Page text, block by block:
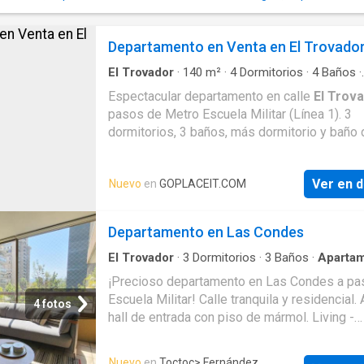
información y agendemos una visita!
Departamento en Venta en El Trovador
El Trovador · 140 m² · 4Dormitorios · 4Baños ·
Espectacular departamento en calle El
pasos de Metro Escuela Militar (Línea 1). 3
dormitorios, 3 baños, más dormitorio y baño
terrazas, totalizando cerca de 160 m².
edificio de solo 14 pisos, con 2
nivel, que ofrece mayor privacidad.Living y
los ambientes. Dormitorio principal en suite
terraza. Dormitorios secundarios de apr
Nuevo en GOPLACEIT.COM Ver en
4 fotos
Departamento en Las Condes
El Trovador · 3 Dormitorios · 3 Baños ·
¡Precioso departamento en Las Condes a
Escuela Militar! Calle tranquila y residencial.
hall de entrada con piso de mármol. Living -
parrilla integrada. Baño de visita. Pieza